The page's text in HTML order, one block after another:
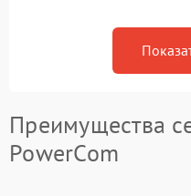
Преимущества
PowerCom